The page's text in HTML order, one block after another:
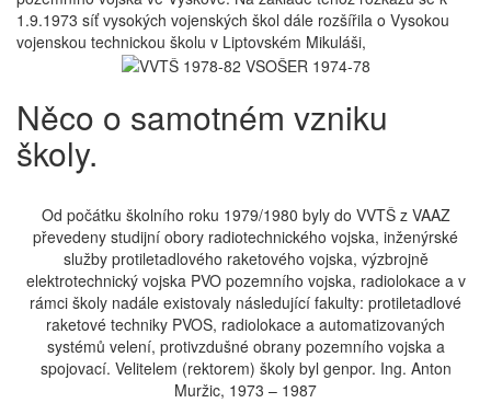
1.9.1973 síť vysokých vojenských škol dále rozšířila o Vysokou
vojenskou technickou školu v Liptovském Mikuláši,
Něco o samotném vzniku
školy.
Od počátku školního roku 1979/1980 byly do VVTŠ z VAAZ
převedeny studijní obory radiotechnického vojska, inženýrské
služby protiletadlového raketového vojska, výzbrojně
elektrotechnický vojska PVO pozemního vojska, radiolokace a v
rámci školy nadále existovaly následující fakulty: protiletadlové
raketové techniky PVOS, radiolokace a automatizovaných
systémů velení, protivzdušné obrany pozemního vojska a
spojovací. Velitelem (rektorem) školy byl genpor. Ing. Anton
Muržic, 1973 – 1987